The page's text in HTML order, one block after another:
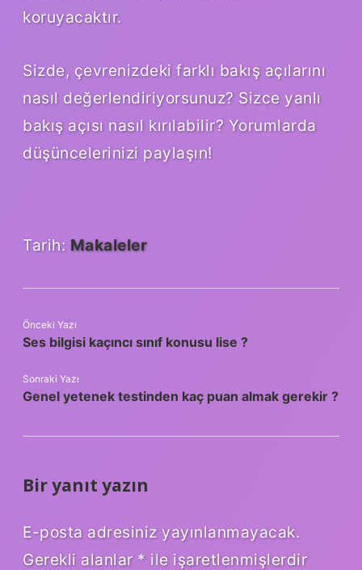
koruyacaktır.
Sizde, çevrenizdeki farklı bakış açılarını
nasıl değerlendiriyorsunuz? Sizce yanlı
bakış açısı nasıl kırılabilir? Yorumlarda
düşüncelerinizi paylaşın!
Tarih: Makaleler
Önceki Yazı
Ses bilgisi kaçıncı sınıf konusu lise ?
Sonraki Yazı
Genel yetenek testinden kaç puan almak gerekir ?
Bir yanıt yazın
E-posta adresiniz yayınlanmayacak.
Gerekli alanlar * ile işaretlenmişlerdir